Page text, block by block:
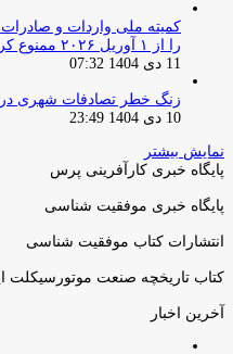
کمیته ملی واردات و
را از ۱ آوریل ۲۰۲۶ ممنوع کرد
11 دی 1404 07:32
زنگ خطر تصادفات شهری در
10 دی 1404 23:49
نمایش بیشتر
پایگاه خبری کارآفرینی پرس
پایگاه خبری موفقیت شناسی
انتشارات کتاب موفقیت شناسی
کتاب تاریخچه صنعت موتورسیکلت
آخرین اخبار